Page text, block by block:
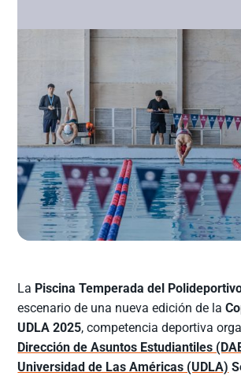
La Piscina Temperada del
escenario de una nueva edición de la
UDLA 2025, competencia deportiva
Dirección de Asuntos Estudiantiles
Universidad de Las Américas (UDLA)